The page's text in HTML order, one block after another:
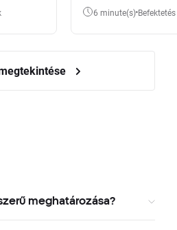
6 minute(s) Befektetés
meghatározása?